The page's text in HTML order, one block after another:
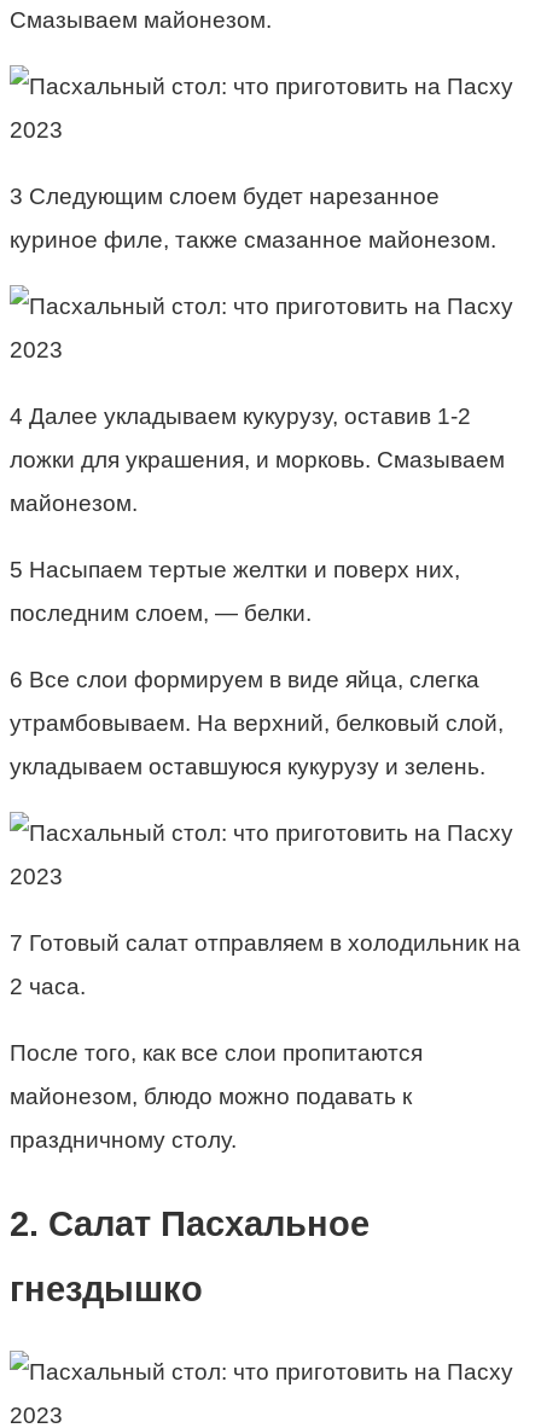
Смазываем майонезом.
3 Следующим слоем будет нарезанное
куриное филе, также смазанное майонезом.
4 Далее укладываем кукурузу, оставив 1-2
ложки для украшения, и морковь. Смазываем
майонезом.
5 Насыпаем тертые желтки и поверх них,
последним слоем, — белки.
6 Все слои формируем в виде яйца, слегка
утрамбовываем. На верхний, белковый слой,
укладываем оставшуюся кукурузу и зелень.
7 Готовый салат отправляем в холодильник на
2 часа.
После того, как все слои пропитаются
майонезом, блюдо можно подавать к
праздничному столу.
2. Салат Пасхальное
гнездышко